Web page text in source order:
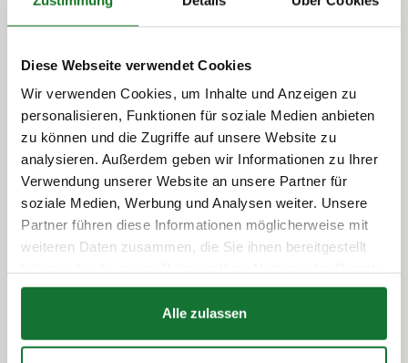
Diese Webseite verwendet Cookies
Wir verwenden Cookies, um Inhalte und Anzeigen zu
personalisieren, Funktionen für soziale Medien anbieten
zu können und die Zugriffe auf unsere Website zu
analysieren. Außerdem geben wir Informationen zu Ihrer
Verwendung unserer Website an unsere Partner für
soziale Medien, Werbung und Analysen weiter. Unsere
Partner führen diese Informationen möglicherweise mit
weiteren Daten zusammen, die Sie ihnen bereitgestellt
gesammelt haben.
Alle zulassen
alle acht Wochen zu einer
Betriebszentrale in ihrem
Heimatland zurückkehren. – erklärt
die Regierung in der Mitteilung.
Zwischen aufeinanderfolgenden Kabotagefahrten in
ein und demselben Land wird eine so genannte
„Cooling-Off”-Phase von vier Tagen ab Ende der
letzten Kabotagefahrt eingeführt (während dieser vier
Tage dürfen ausländische Fahrzeuge keine
Kabotagefahrten in Norwegen durchführen).
"Wir verschärfen die